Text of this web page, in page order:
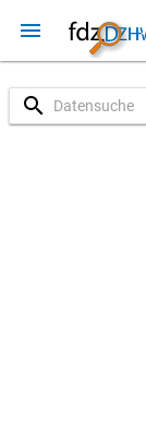
menu
search